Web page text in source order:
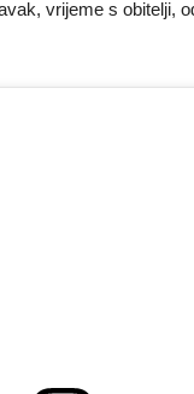
vrijeme s obitelji,